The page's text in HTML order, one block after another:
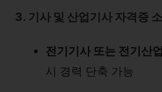
3. 기사 및 산업기사 자격증
전기기사 또는 전기산
시 경력 단축 가능